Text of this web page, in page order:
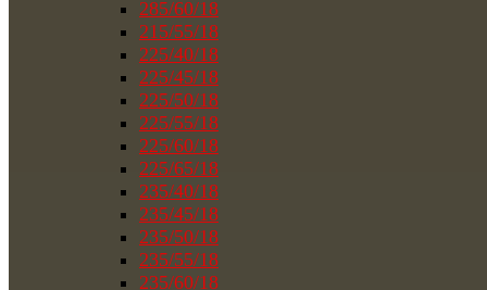
285/60/18
215/55/18
225/40/18
225/45/18
225/50/18
225/55/18
225/60/18
225/65/18
235/40/18
235/45/18
235/50/18
235/55/18
235/60/18